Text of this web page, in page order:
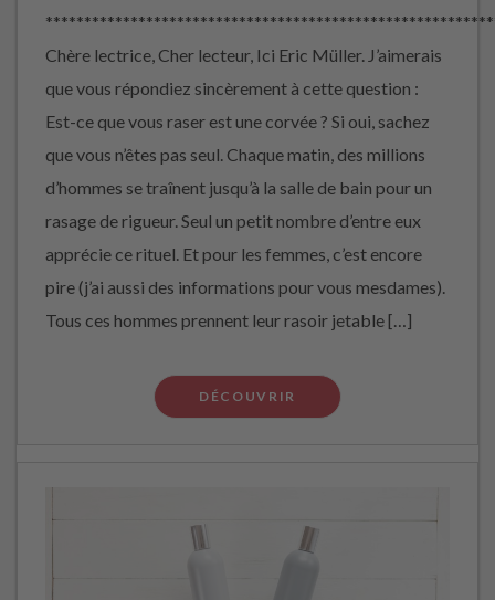
Chère lectrice, Cher lecteur, Ici Eric Müller. J’aimerais
que vous répondiez sincèrement à cette question :
Est-ce que vous raser est une corvée ? Si oui, sachez
que vous n’êtes pas seul. Chaque matin, des millions
d’hommes se traînent jusqu’à la salle de bain pour un
rasage de rigueur. Seul un petit nombre d’entre eux
apprécie ce rituel. Et pour les femmes, c’est encore
pire (j’ai aussi des informations pour vous mesdames).
Tous ces hommes prennent leur rasoir jetable […]
DÉCOUVRIR